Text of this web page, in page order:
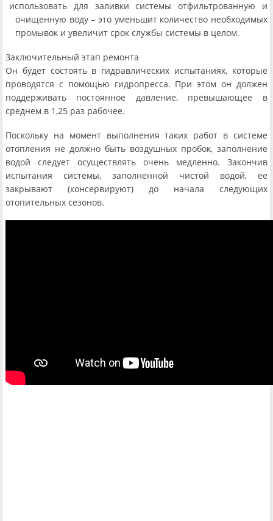
использовать для заливки системы отфильтрованную и
очищенную воду – это уменьшит количество необходимых
промывок и увеличит срок службы системы в целом.
Заключительный этап ремонта
Он будет состоять в гидравлических испытаниях, которые
проводятся с помощью гидропресса. При этом он должен
поддерживать постоянное давление, превышающее в
среднем в 1,25 раз рабочее.
Поскольку на момент выполнения таких работ в системе
отопления не должно быть воздушных пробок, заполнение
водой следует осуществлять очень медленно. Закончив
испытания системы, заполненной чистой водой, ее
закрывают (консервируют) до начала следующих
отопительных сезонов.